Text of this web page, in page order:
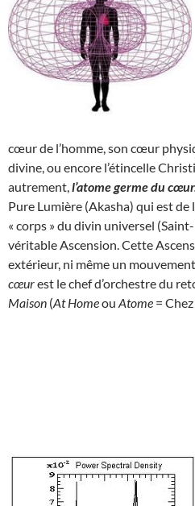
cœur de l’homme, son cœur
divine, ou encore l’étincelle
autrement, l’atome germe du cœur.
Pure Lumière (Akasha) qui est de
« corps » du divin universel
véritable Ascension. Cette
extérieur, ni même un
cœurest le chef d’orchestre du
Maison (At Homeou Atome =